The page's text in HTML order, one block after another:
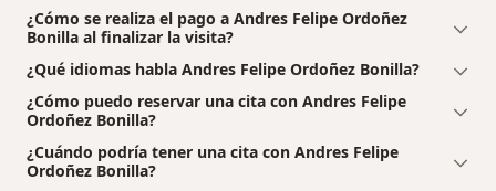
¿Cómo se realiza el pago a Andres Felipe Ordoñez
Bonilla al finalizar la visita?
¿Qué idiomas habla Andres Felipe Ordoñez Bonilla?
¿Cómo puedo reservar una cita con Andres Felipe
Ordoñez Bonilla?
¿Cuándo podría tener una cita con Andres Felipe
Ordoñez Bonilla?